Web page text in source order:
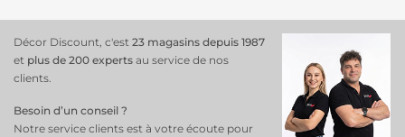
Décor Discount, c'est 23 magasins depuis 1987
et plus de 200 experts au service de nos
clients.
Besoin d’un conseil ?
Notre service clients est à votre écoute pour